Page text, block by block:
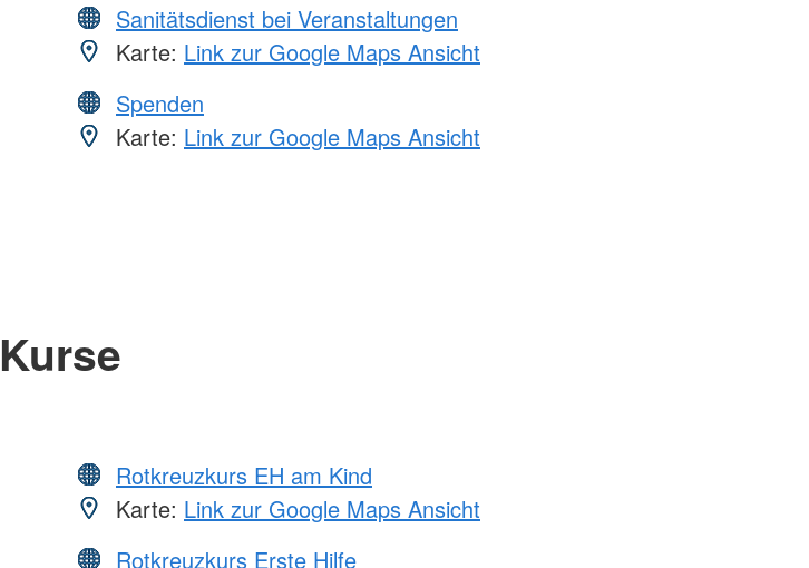
Sanitätsdienst bei Veranstaltungen
Karte: Link zur Google Maps Ansicht
Spenden
Karte: Link zur Google Maps Ansicht
Kurse
Rotkreuzkurs EH am Kind
Karte: Link zur Google Maps Ansicht
Rotkreuzkurs Erste Hilfe